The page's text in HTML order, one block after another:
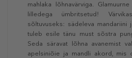
mahlaka lõhnavärviga.
lilledega ümbritsetud!
sõltuvuseks: sädeleva mandariini
tuleb esile tänu must sõstra
Seda säravat lõhna avanemist
apelsiniõie ja mandli akord, mis